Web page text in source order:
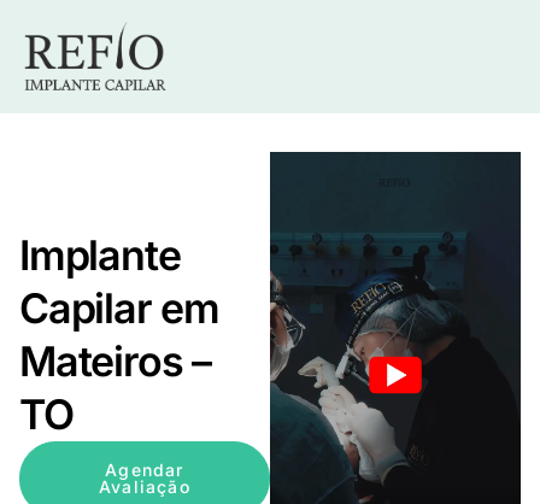
Implante
Capilar em
Mateiros –
TO
Agendar
Avaliação